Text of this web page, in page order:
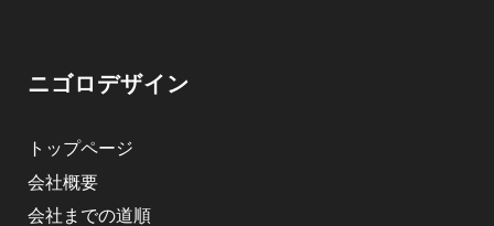
ニゴロデザイン
トップページ
会社概要
会社までの道順